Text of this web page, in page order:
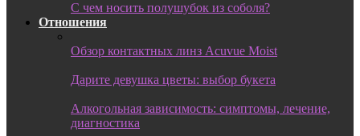
С чем носить полушубок из соболя?
Отношения
Обзор контактных линз Acuvue Moist
Дарите девушка цветы: выбор букета
Алкогольная зависимость: симптомы, лечение,
диагностика